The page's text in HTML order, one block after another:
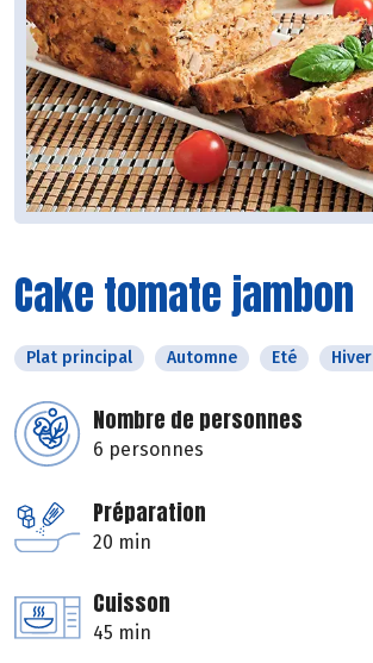
Cake tomate jambon
Plat principal Automne Eté Hiver
Nombre de personnes
6 personnes
Préparation
20 min
Cuisson
45 min